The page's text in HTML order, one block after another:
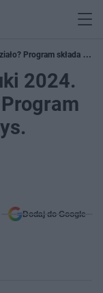
Program składa się z
2024.
Dodaj do Google